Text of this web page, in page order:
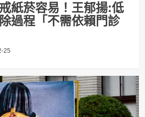
紙菸容易！王郁揚:低
過程「不需依賴門診
25